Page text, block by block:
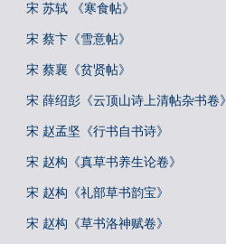
宋 苏轼 《寒食帖》
宋 蔡卞《雪意帖》
宋 蔡襄《贫贤帖》
宋 薛绍彭《云顶山诗上清帖杂书卷》
宋 赵孟坚《行书自书诗》
宋 赵构《真草书养生论卷》
宋 赵构《礼部草书韵宝》
宋 赵构《草书洛神赋卷》